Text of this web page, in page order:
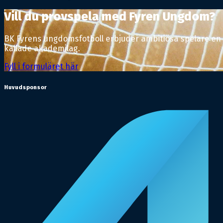
Vill du provspela med Fyren Ungdom?
BK Fyrens ungdomsfotboll erbjuder ambitiösa spelare
kallade akademilag.
Fyll i formuläret här
Huvudsponsor